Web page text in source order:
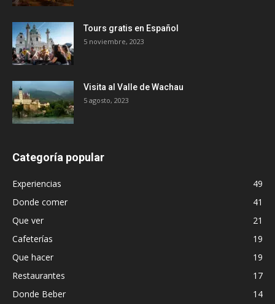
Tours gratis en Español
5 noviembre, 2023
Visita al Valle de Wachau
5 agosto, 2023
Categoría popular
Experiencias
49
Donde comer
41
Que ver
21
Cafeterías
19
Que hacer
19
Restaurantes
17
Donde Beber
14